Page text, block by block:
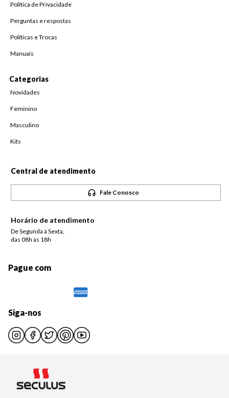
Política de Privacidade
Perguntas e respostas
Políticas e Trocas
Manuais
Categorias
Novidades
Feminino
Masculino
Kits
Central de atendimento
Fale Conosco
Horário de atendimento
De Segunda à Sexta,
das 08h às 18h
Pague com
Siga-nos